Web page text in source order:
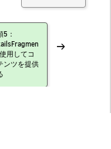
5：
用してコ
ンツを提供
→